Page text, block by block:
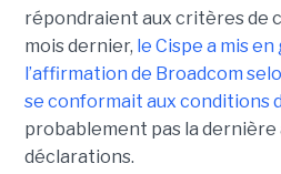
répondraient aux critères de
mois dernier, le Cispe a mis
l’affirmation de Broadcom
se conformait aux conditions
probablement pas la dernière
déclarations.